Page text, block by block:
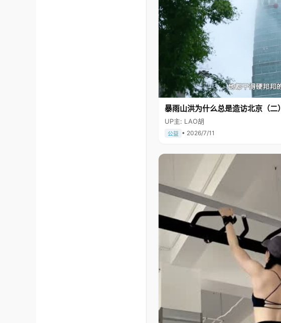
暴雨山洪为什么总是造访北京（二）
UP主: LAO胡
公益 • 2026/7/11